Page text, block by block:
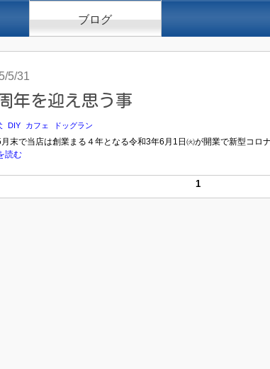
ブログ
5/31
年を迎え思う事
DIY カフェ ドッグラン
月末で当店は創業まる４年となる令和3年6月1日㈫が開業で新型コロ
読む
1